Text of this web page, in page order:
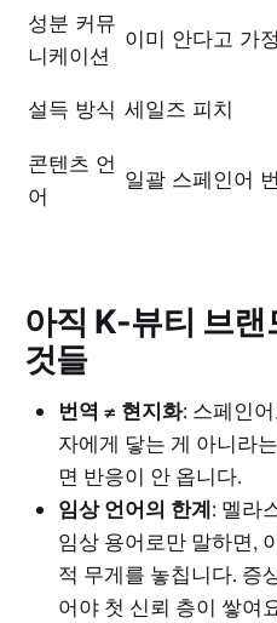
성분 커뮤
니케이션
이미 안다고 가정
설득 방식 세일즈 피치
콘텐츠 언
어
일괄 스페인어
아직 K-뷰티 브
것들
번역 ≠ 현지화: 스페인
자에게 닿는 게 아니라
면 반응이 안 옵니다.
임상 언어의 한계: 멜라
임상 용어로만 말하면,
적 무게를 놓칩니다. 증
어야 첫 신뢰 층이 쌓여